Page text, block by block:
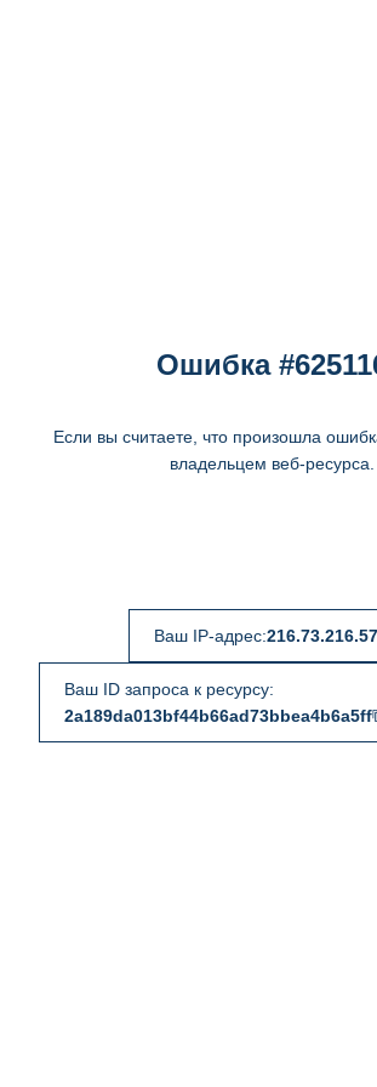
Ошибка
Если вы считаете, что произошла
владельцем веб-ресурса.
Ваш IP-адрес:216.73.216.57
Ваш ID запроса к ресурсу:
2a189da013bf44b66ad73bbea4b6a5ff